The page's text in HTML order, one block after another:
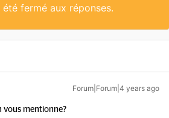
été fermé aux réponses.
Forum|Forum|4 years ago
vous mentionne?